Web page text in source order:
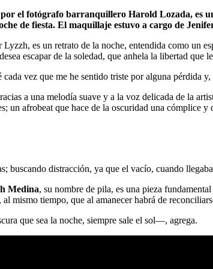
el fotógrafo barranquillero Harold Lozada, es
de fiesta. El maquillaje estuvo a cargo de
es un retrato de la noche, entendida como un
escapar de la soledad, que anhela la libertad que
vez que me he sentido triste por alguna
a una melodía suave y a la voz delicada de la
un afrobeat que hace de la oscuridad una cómplice y
buscando distracción, ya que el vacío, cuando
Medina, su nombre de pila, es una pieza
al mismo tiempo, que al amanecer habrá de
que sea la noche, siempre sale el sol―, agrega.